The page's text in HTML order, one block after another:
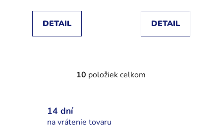
DETAIL DETAIL
O
d
10 položiek celkom
14 dní
na vrátenie tovaru